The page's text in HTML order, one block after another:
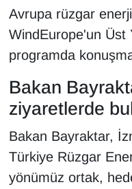
Avrupa rüzgar
WindEurope'un Üst
programda
Bakan
ziyaretlerde
Bakan Bayraktar,
Türkiye Rüzgar
yönümüz ortak,